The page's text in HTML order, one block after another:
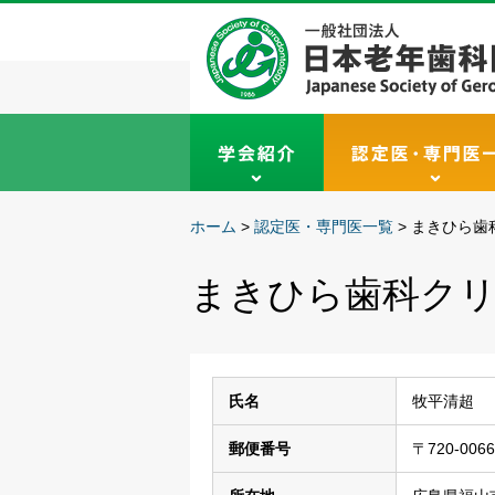
ホーム > 認定医・専門医一覧 > まきひら歯
まきひら歯科ク
氏名 牧平清超
郵便番号 〒720-0066